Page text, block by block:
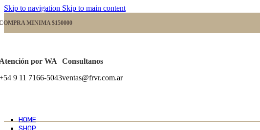
Skip to navigation Skip to main content
MINIMA $150000
por WA
9 11 7166-5043
Consultanos
ventas@frvr.com.ar
HOME